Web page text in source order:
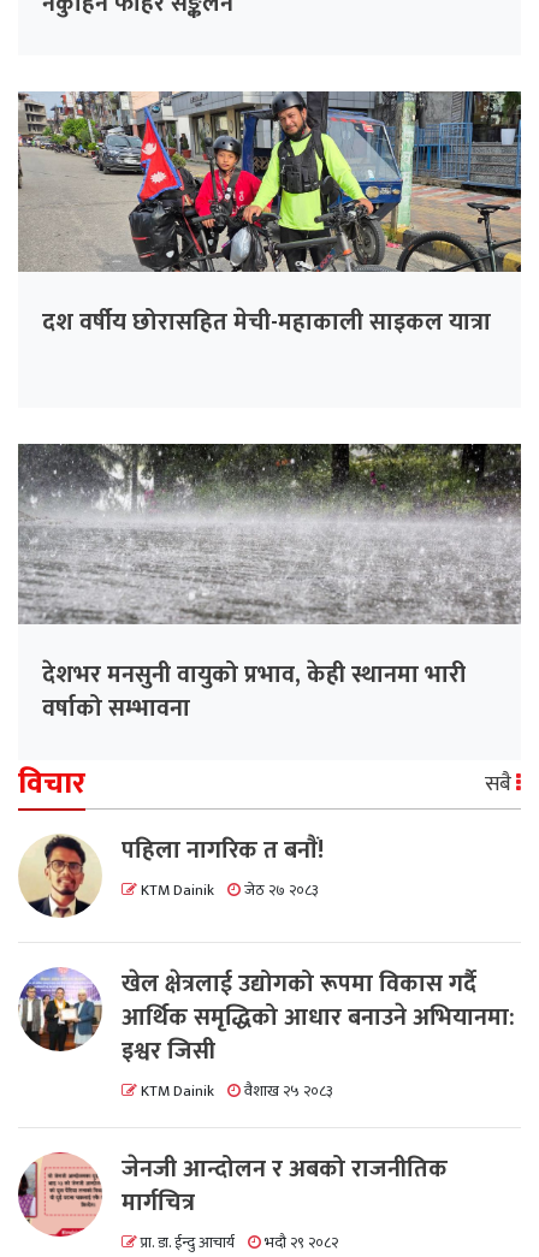
दश वर्षीय छोरासहित मेची-महाकाली साइकल यात्रा
देशभर मनसुनी वायुको प्रभाव, केही स्थानमा भारी
वर्षाको सम्भावना
विचार सबै
पहिला नागरिक त बनाैं!
KTM Dainik जेठ २७ २०८३
खेल क्षेत्रलाई उद्योगको रूपमा विकास गर्दै
आर्थिक समृद्धिको आधार बनाउने अभियानमा:
इश्वर जिसी
KTM Dainik वैशाख २५ २०८३
जेनजी आन्दोलन र अबको राजनीतिक
मार्गचित्र
प्रा. डा. ईन्दु आचार्य भदौ २९ २०८२